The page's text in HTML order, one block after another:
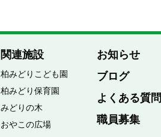
関連施設
柏みどりこども園
柏みどり保育園
みどりの木
おやこの広場
お知らせ
ブログ
よくある質問
職員募集